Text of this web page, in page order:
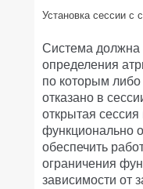
Установка сессии с
Система должна
определения
по которым
отказано в
открытая
функционально
обеспечить
ограничения
зависимости от